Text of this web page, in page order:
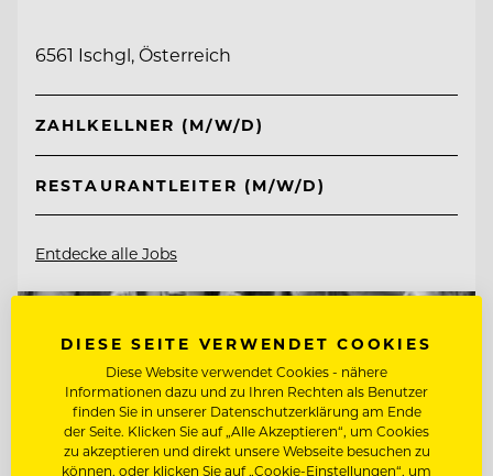
6561 Ischgl, Österreich
ZAHLKELLNER (M/W/D)
RESTAURANTLEITER (M/W/D)
Entdecke alle Jobs
DIESE SEITE VERWENDET COOKIES
Diese Website verwendet Cookies - nähere
Informationen dazu und zu Ihren Rechten als Benutzer
finden Sie in unserer Datenschutzerklärung am Ende
der Seite. Klicken Sie auf „Alle Akzeptieren“, um Cookies
zu akzeptieren und direkt unsere Webseite besuchen zu
können, oder klicken Sie auf „Cookie-Einstellungen“, um